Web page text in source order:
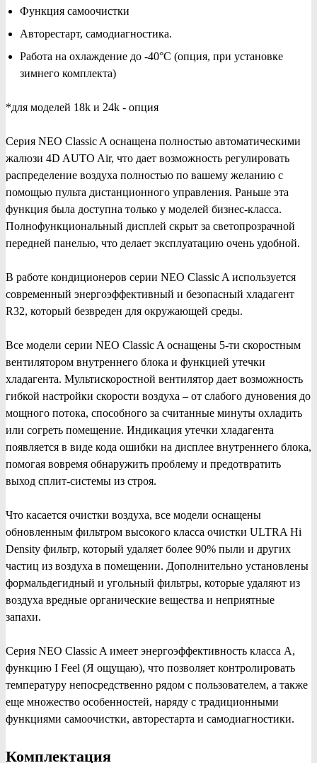
Функция самоочистки
Авторестарт, самодиагностика.
Работа на охлаждение до -40°С (опция, при установке
зимнего комплекта)
*для моделей 18k и 24k - опция
Серия NEO Classic A оснащена полностью автоматическими
жалюзи 4D AUTO Air, что дает возможность регулировать
распределение воздуха полностью по вашему желанию с
помощью пульта дистанционного управления. Раньше эта
функция была доступна только у моделей бизнес-класса.
Полнофункциональный дисплей скрыт за светопрозрачной
передней панелью, что делает эксплуатацию очень удобной.
В работе кондиционеров серии NEO Classic A используется
современный энергоэффективный и безопасный хладагент
R32, который безвреден для окружающей среды.
Все модели серии NEO Classic A оснащены 5-ти скоростным
вентилятором внутреннего блока и функцией утечки
хладагента. Мультискоростной вентилятор дает возможность
гибкой настройки скорости воздуха – от слабого дуновения до
мощного потока, способного за считанные минуты охладить
или согреть помещение. Индикация утечки хладагента
появляется в виде кода ошибки на дисплее внутреннего блока,
помогая вовремя обнаружить проблему и предотвратить
выход сплит-системы из строя.
Что касается очистки воздуха, все модели оснащены
обновленным фильтром высокого класса очистки ULTRA Hi
Density фильтр, который удаляет более 90% пыли и других
частиц из воздуха в помещении. Дополнительно установлены
формальдегидный и угольный фильтры, которые удаляют из
воздуха вредные органические вещества и неприятные
запахи.
Серия NEO Classic A имеет энергоэффективность класса А,
функцию I Feel (Я ощущаю), что позволяет контролировать
температуру непосредственно рядом с пользователем, а также
еще множество особенностей, наряду с традиционными
функциями самоочистки, авторестарта и самодиагностики.
Комплектация